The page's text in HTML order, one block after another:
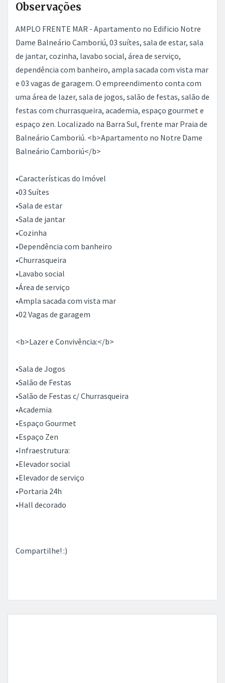
Observações
AMPLO FRENTE MAR - Apartamento no Edificio Notre
Dame Balneário Camboriú, 03 suítes, sala de estar, sala
de jantar, cozinha, lavabo social, área de serviço,
dependência com banheiro, ampla sacada com vista mar
e 03 vagas de garagem. O empreendimento conta com
uma área de lazer, sala de jogos, salão de festas, salão de
festas com churrasqueira, academia, espaço gourmet e
espaço zen. Localizado na Barra Sul, frente mar Praia de
Balneário Camboriú. <b>Apartamento no Notre Dame
Balneário Camboriú</b>
•Características do Imóvel
•03 Suítes
•Sala de estar
•Sala de jantar
•Cozinha
•Dependência com banheiro
•Churrasqueira
•Lavabo social
•Área de serviço
•Ampla sacada com vista mar
•02 Vagas de garagem
<b>Lazer e Convivência:</b>
•Sala de Jogos
•Salão de Festas
•Salão de Festas c/ Churrasqueira
•Academia
•Espaço Gourmet
•Espaço Zen
•Infraestrutura:
•Elevador social
•Elevador de serviço
•Portaria 24h
•Hall decorado
Compartilhe! :)